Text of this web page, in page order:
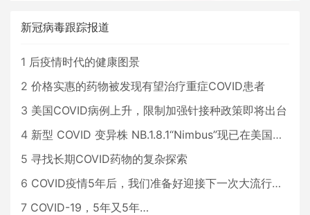
新冠病毒跟踪报道
1 后疫情时代的健康图景
2 价格实惠的药物被发现有望治疗重症COVID患者
3 美国COVID病例上升，限制加强针接种政策即将出台
4 新型 COVID 变异株 NB.1.8.1“Nimbus”现已在美国占据主导地位
5 寻找长期COVID药物的复杂探索
6 COVID疫情5年后，我们准备好迎接下一次大流行了吗？
7 COVID-19，5年又5年…